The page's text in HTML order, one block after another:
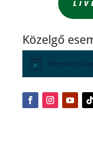
Közelgő
There are no